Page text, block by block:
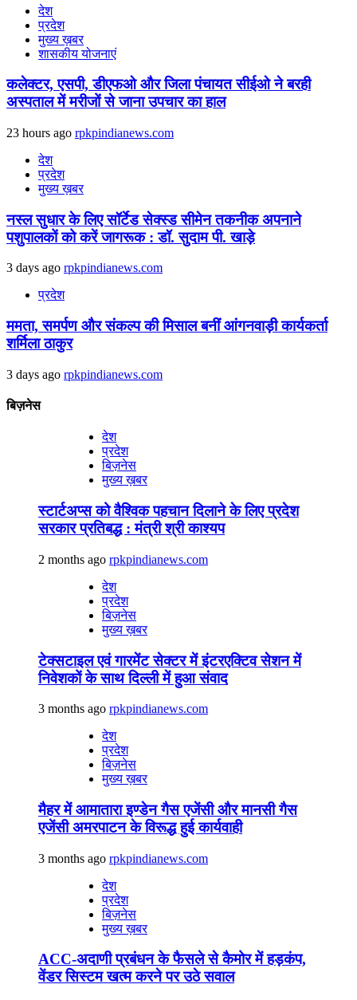
देश
प्रदेश
मुख्य ख़बर
शासकीय योजनाएं
कलेक्टर, एसपी, डीएफओ और जिला पंचायत सीईओ ने बरही
अस्पताल में मरीजों से जाना उपचार का हाल
23 hours ago rpkpindianews.com
देश
प्रदेश
मुख्य ख़बर
नस्ल सुधार के लिए सॉर्टेड सेक्स्ड सीमेन तकनीक अपनाने
पशुपालकों को करें जागरूक : डॉ. सुदाम पी. खाड़े
3 days ago rpkpindianews.com
प्रदेश
ममता, समर्पण और संकल्प की मिसाल बनीं आंगनवाड़ी कार्यकर्ता
शर्मिला ठाकुर
3 days ago rpkpindianews.com
बिज़नेस
देश
प्रदेश
बिज़नेस
मुख्य ख़बर
स्टार्टअप्स को वैश्विक पहचान दिलाने के लिए प्रदेश
सरकार प्रतिबद्ध : मंत्री श्री काश्यप
2 months ago rpkpindianews.com
देश
प्रदेश
बिज़नेस
मुख्य ख़बर
टेक्सटाइल एवं गारमेंट सेक्टर में इंटरएक्टिव सेशन में
निवेशकों के साथ दिल्ली में हुआ संवाद
3 months ago rpkpindianews.com
देश
प्रदेश
बिज़नेस
मुख्य ख़बर
मैहर में आमातारा इण्डेन गैस एजेंसी और मानसी गैस
एजेंसी अमरपाटन के विरूद्ध हुई कार्यवाही
3 months ago rpkpindianews.com
देश
प्रदेश
बिज़नेस
मुख्य ख़बर
ACC-अदाणी प्रबंधन के फैसले से कैमोर में हड़कंप,
वेंडर सिस्टम खत्म करने पर उठे सवाल